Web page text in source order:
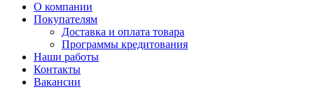
О компании
Покупателям
Доставка и оплата товара
Программы кредитования
Наши работы
Контакты
Вакансии